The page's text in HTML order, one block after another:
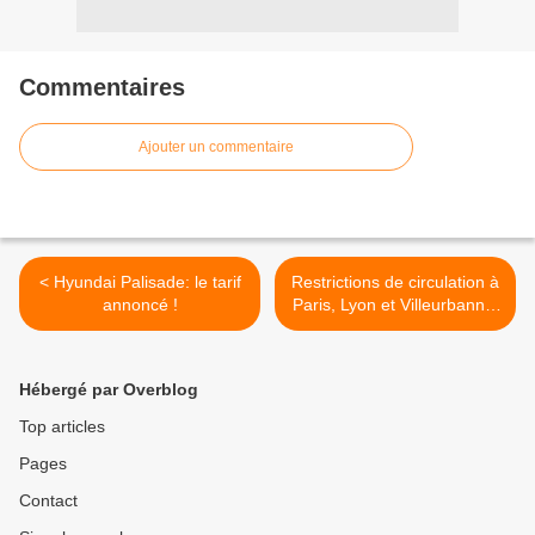
Commentaires
Ajouter un commentaire
< Hyundai Palisade: le tarif
annoncé !
Restrictions de circulation à
Paris, Lyon et Villeurbanne!
>
Hébergé par Overblog
Top articles
Pages
Contact